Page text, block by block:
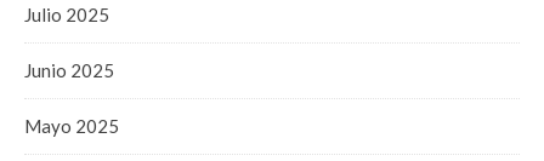
Julio 2025
Junio 2025
Mayo 2025